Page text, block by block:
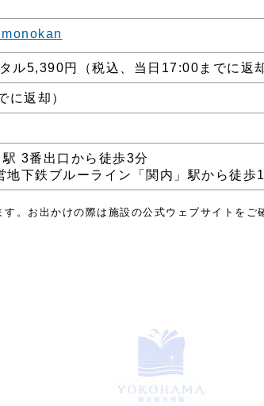
ル5,390円（税込、当日17:00までに返却
返却）
3番出口から徒歩3分
地下鉄ブルーライン「関内」駅から徒歩
。お出かけの際は施設の公式ウェブサイトをご